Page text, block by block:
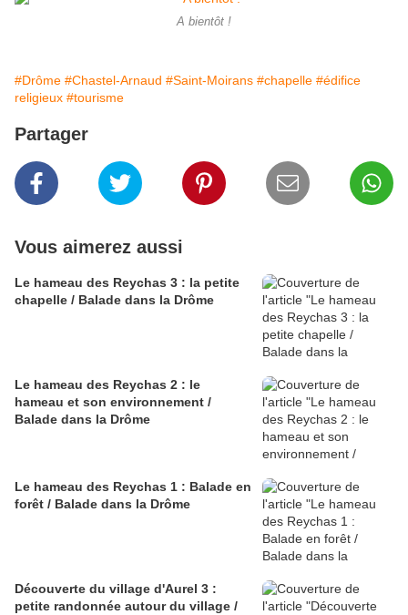
A bientôt !
#Drôme #Chastel-Arnaud #Saint-Moirans #chapelle #édifice
religieux #tourisme
Partager
Vous aimerez aussi
Le hameau des Reychas 3 : la petite
chapelle / Balade dans la Drôme
Le hameau des Reychas 2 : le
hameau et son environnement /
Balade dans la Drôme
Le hameau des Reychas 1 : Balade en
forêt / Balade dans la Drôme
Découverte du village d'Aurel 3 :
petite randonnée autour du village /